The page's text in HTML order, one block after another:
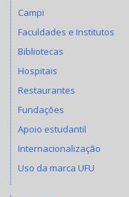
Campi
Faculdades e Institutos
Bibliotecas
Hospitais
Restaurantes
Fundações
Apoio estudantil
Internacionalização
Uso da marca UFU